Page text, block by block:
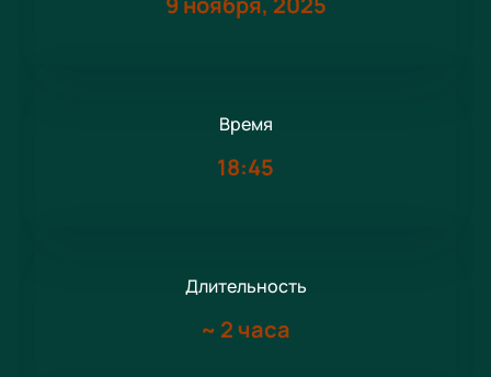
Время
18:45
Длительность
~ 2 часа